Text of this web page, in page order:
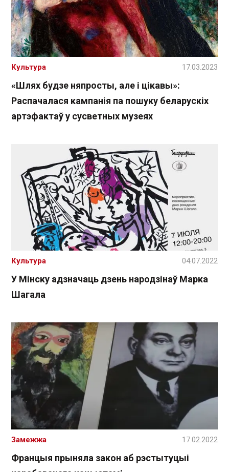
«Шлях будзе няпросты, але і цікавы»:
Распачалася кампанія па пошуку беларускіх
артэфактаў у сусветных музеях
Культура 17.03.2023
У Мінску адзначаць дзень народзінаў Марка
Шагала
Культура 04.07.2022
Францыя прыняла закон аб рэстытуцыі
Замежжа 17.02.2022